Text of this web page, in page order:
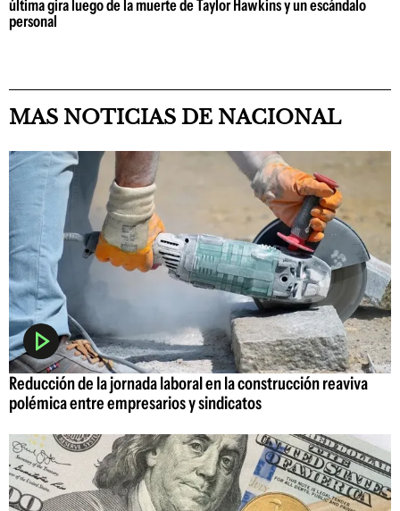
última gira luego de la muerte de Taylor Hawkins y un escándalo
personal
MAS NOTICIAS DE NACIONAL
Reducción de la jornada laboral en la construcción reaviva
polémica entre empresarios y sindicatos